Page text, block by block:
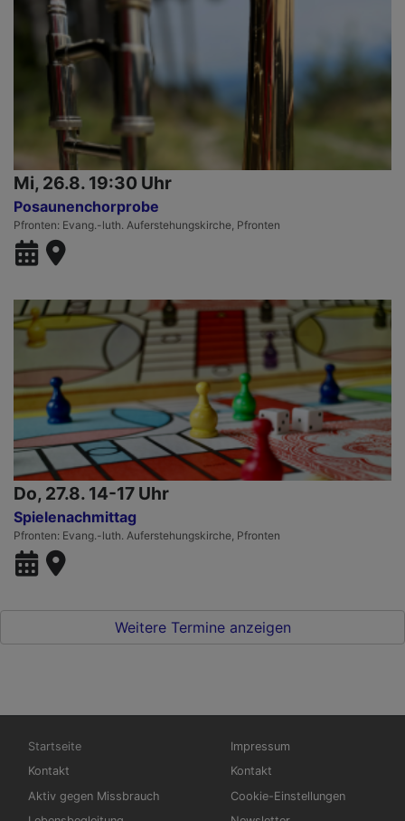
Mi, 26.8. 19:30 Uhr
Posaunenchorprobe
Pfronten Evang.-luth. Auferstehungskirche, Pfronten
Do, 27.8. 14-17 Uhr
Spielenachmittag
Pfronten Evang.-luth. Auferstehungskirche, Pfronten
Weitere Termine anzeigen
Hauptnavigation
Startseite
Kontakt
Aktiv gegen Missbrauch
Fußbereichsmenü
Impressum
Kontakt
Cookie-Einstellungen